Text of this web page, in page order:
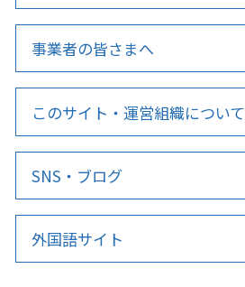
事業者の皆さまへ
このサイト・運営組織について
SNS・ブログ
外国語サイト